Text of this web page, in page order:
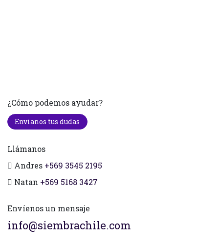
¿Cómo podemos ayudar?
Envianos tus dudas
Llámanos
Andres +569 3545 2195
Natan +569 5168 3427
Envíenos un mensaje
info@siembrachile.com